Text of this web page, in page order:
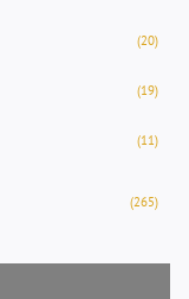
(20)
(19)
(11)
(265)